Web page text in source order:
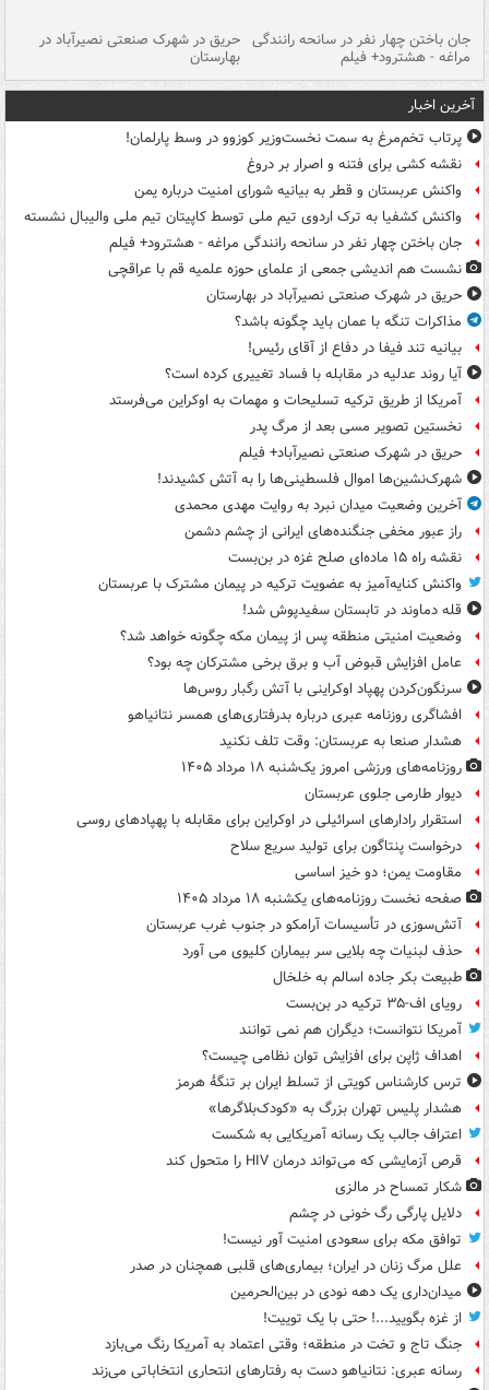
جان باختن چهار نفر در سانحه رانندگی
مراغه - هشترود+ فیلم
حریق در شهرک صنعتی نصیرآباد در
بهارستان
آخرین اخبار
پرتاب تخم‌مرغ به سمت نخست‌وزیر کوزوو در وسط پارلمان!
نقشه کشی برای فتنه و اصرار بر دروغ
واکنش عربستان و قطر به بیانیه شورای امنیت درباره یمن
واکنش کشفیا به ترک اردوی تیم ملی توسط کاپیتان تیم ملی والیبال نشسته
جان باختن چهار نفر در سانحه رانندگی مراغه - هشترود+ فیلم
نشست هم اندیشی جمعی از علمای حوزه علمیه قم با عراقچی
حریق در شهرک صنعتی نصیرآباد در بهارستان
مذاکرات تنگه با عمان باید چگونه باشد؟
بیانیه تند فیفا در دفاع از آقای رئیس!
آیا روند عدلیه در مقابله با فساد تغییری کرده است؟
آمریکا از طریق ترکیه تسلیحات و مهمات به اوکراین می‌فرستد
نخستین تصویر مسی بعد از مرگ پدر
حریق در شهرک صنعتی نصیرآباد+ فیلم
شهرک‌نشین‌ها اموال فلسطینی‌ها را به آتش کشیدند!
آخرین وضعیت میدان نبرد به روایت مهدی محمدی
راز عبور مخفی جنگنده‌های ایرانی از چشم دشمن
نقشه راه ۱۵ ماده‌ای صلح غزه در بن‌بست
واکنش کنایه‌آمیز به عضویت ترکیه در پیمان مشترک با عربستان
قله دماوند در تابستان سفیدپوش شد!
وضعیت امنیتی منطقه پس از پیمان مکه چگونه خواهد شد؟
عامل افزایش قبوض آب و برق برخی مشترکان چه بود؟
سرنگون‌کردن پهپاد اوکراینی با آتش رگبار روس‌ها
افشاگری روزنامه عبری درباره بدرفتاری‌های همسر نتانیاهو
هشدار صنعا به عربستان: وقت تلف نکنید
روزنامه‌های ورزشی امروز یک‌شنبه ۱۸ مرداد ۱۴۰۵
دیوار طارمی جلوی عربستان
استقرار رادارهای اسرائیلی در اوکراین برای مقابله با پهپادهای روسی
درخواست پنتاگون برای تولید سریع سلاح
مقاومت یمن؛ دو خیز اساسی
صفحه نخست روزنامه‌های یکشنبه ۱۸ مرداد ۱۴۰۵
آتش‌سوزی در تأسیسات آرامکو در جنوب غرب عربستان
حذف لبنیات چه بلایی سر بیماران کلیوی می آورد
طبیعت بکر جاده اسالم به خلخال
رویای اف-۳۵ ترکیه در بن‌بست
آمریکا نتوانست؛ دیگران هم نمی توانند
اهداف ژاپن برای افزایش توان نظامی چیست؟
ترس کارشناس کویتی از تسلط ایران بر تنگۀ هرمز
هشدار پلیس تهران بزرگ به «کودک‌بلاگرها»
اعتراف جالب یک رسانه آمریکایی به شکست
قرص آزمایشی که می‌تواند درمان HIV را متحول کند
شکار تمساح در مالزی
دلایل پارگی رگ خونی در چشم
توافق مکه برای سعودی امنیت آور نیست!
علل مرگ زنان در ایران؛ بیماری‌های قلبی همچنان در صدر
میدان‌داری یک دهه نودی در بین‌الحرمین
از غزه بگویید...! حتی با یک توییت!
جنگ تاج و تخت در منطقه؛ وقتی اعتماد به آمریکا رنگ می‌بازد
رسانه عبری: نتانیاهو دست به رفتارهای انتحاری انتخاباتی می‌زند